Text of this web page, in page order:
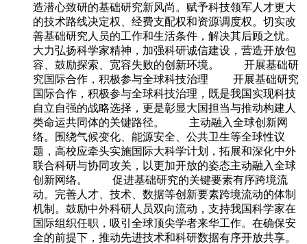
造潜心致研的基础研究新风尚。赋予科技领军人才更大
的技术路线决定权、经费支配权和资源调度权。切实改
善基础研究人员的工作和生活条件，解决其后顾之忧。
大力弘扬科学家精神，加强科研诚信建设，营造开放包
容、鼓励探索、宽容失败的创新环境。 开展基础研
究国际合作，积极参与全球科技治理 开展基础研究
国际合作，积极参与全球科技治理，既是我国实现科技
自立自强的战略选择，更是彰显大国担当与推动构建人
类命运共同体的关键路径。 主动融入全球创新网
络。围绕气候变化、能源安全、公共卫生等全球性议
题，高校应牵头实施国际大科学计划，拓展和深化中外
联合科研与协同攻关，以更加开放的姿态主动融入全球
创新网络。 促进基础研究的关键要素有序跨境流
动。完善人才、技术、数据等创新要素跨境流动的体制
机制。鼓励中外科研人员双向流动，支持我国科学家在
国际组织任职，吸引全球顶尖学者来华工作。在确保安
全的前提下，推动先进技术和科研数据有序开放共享。